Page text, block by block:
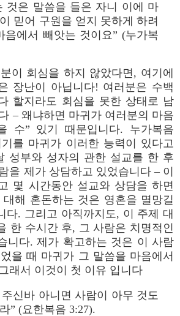
것은 말씀을 들은 자니 이에 마
믿어 구원을 얻지 못하게 하려
음에서 빼앗는 것이요” (누가복
이 회심을 하지 않았다면, 여기에
장난이 아닙니다! 여러분은 수백
할지라도 회심을 못한 상태로 남
– 왜냐하면 마귀가 여러분의 마음
수” 있기 때문입니다. 누가복음
를 마귀가 이러한 능력이 있다고
성부와 성자의 관한 설교를 한 후
을 제가 상담하고 있었습니다 – 이
몇 시간동안 설교와 상담을 하면
해 혼돈하는 것은 영혼을 멸망길
다. 그리고 아직까지도, 이 주제 대
한 수시간 후, 그 사람은 치명적인
니다. 제가 확고하는 것은 이 사람
을 때 마귀가 그 말씀을 마음에서
래서 이것이 첫 이유 입니다
신바 아니면 사람이 아무 것도
” (요한복음 3:27).